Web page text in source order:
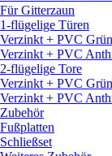
Für Gitterzaun
1-flügelige Türen
Verzinkt + PVC Grün
Verzinkt + PVC
2-flügelige Tore
Verzinkt + PVC Grün
Verzinkt + PVC
Zubehör
Fußplatten
Schließset